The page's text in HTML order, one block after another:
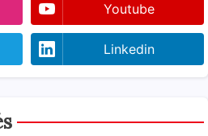
Youtube
Linkedin